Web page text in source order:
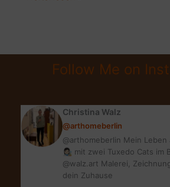
gestalten:
Follow Me on
Christina Walz
@arthomeberlin
@arthomeberlin Mein
👩🏻‍🎨 mit zwei Tuxedo Cats
@walz.art Malerei,
dein Zuhause